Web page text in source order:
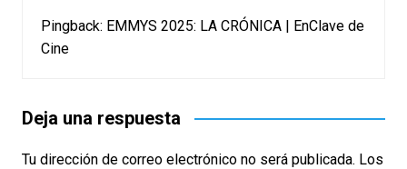
Pingback: EMMYS 2025: LA CRÓNICA | EnClave de
Cine
Deja una respuesta
Tu dirección de correo electrónico no será publicada. Los